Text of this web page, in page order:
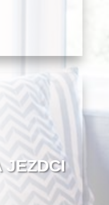
JEZDCI